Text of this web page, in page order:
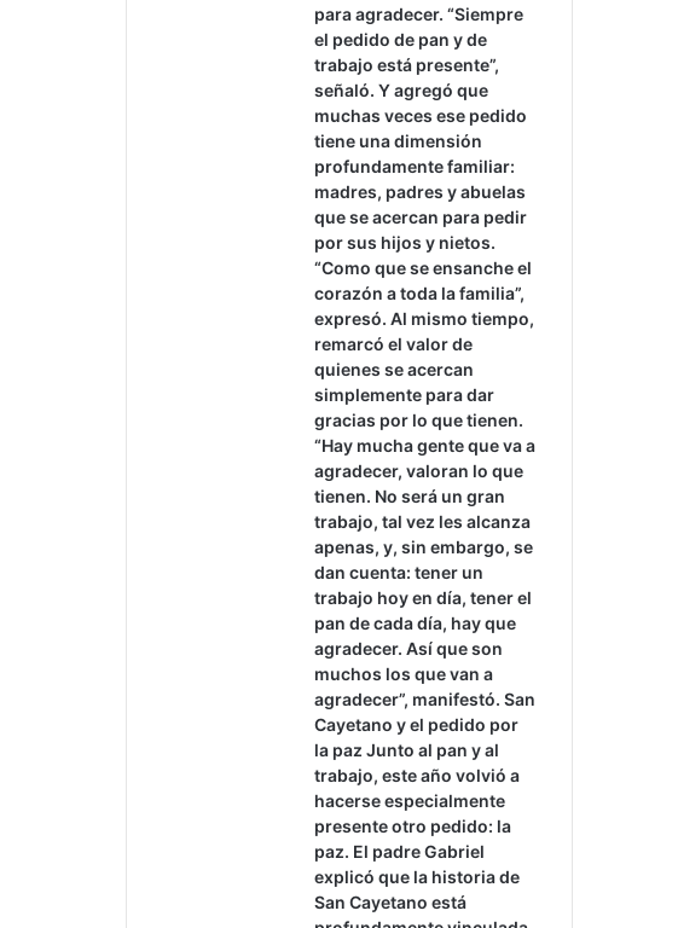
para agradecer. “Siempre
el pedido de pan y de
trabajo está presente”,
señaló. Y agregó que
muchas veces ese pedido
tiene una dimensión
profundamente familiar:
madres, padres y abuelas
que se acercan para pedir
por sus hijos y nietos.
“Como que se ensanche el
corazón a toda la familia”,
expresó. Al mismo tiempo,
remarcó el valor de
quienes se acercan
simplemente para dar
gracias por lo que tienen.
“Hay mucha gente que va a
agradecer, valoran lo que
tienen. No será un gran
trabajo, tal vez les alcanza
apenas, y, sin embargo, se
dan cuenta: tener un
trabajo hoy en día, tener el
pan de cada día, hay que
agradecer. Así que son
muchos los que van a
agradecer”, manifestó. San
Cayetano y el pedido por
la paz Junto al pan y al
trabajo, este año volvió a
hacerse especialmente
presente otro pedido: la
paz. El padre Gabriel
explicó que la historia de
San Cayetano está